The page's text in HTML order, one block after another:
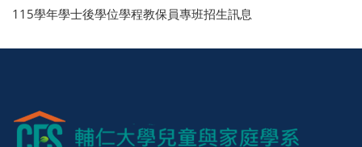
115學年學士後學位學程教保員專班招生訊息